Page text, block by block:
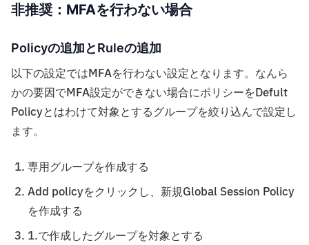
非推奨：MFAを行わない場合
Policyの追加とRuleの追加
以下の設定ではMFAを行わない設定となります。なんら
かの要因でMFA設定ができない場合にポリシーをDefult
Policyとはわけて対象とするグループを絞り込んで設定し
ます。
専用グループを作成する
Add policyをクリックし、新規Global Session Policy
を作成する
1.で作成したグループを対象とする